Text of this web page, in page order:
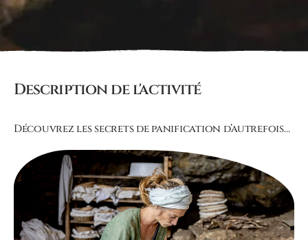
Description de l'activité
Découvrez les secrets de panification d’autrefois…